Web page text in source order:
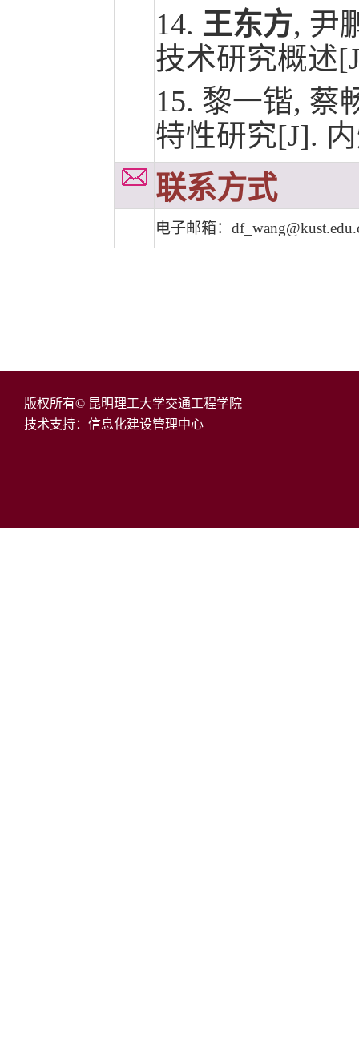
14. 王东方, 尹
技术研究概述
15. 黎一锴, 蔡
特性研究[J].
联系方式
电子邮箱：
版权所有© 昆明理工大学交通工程学院
技术支持：信息化建设管理中心